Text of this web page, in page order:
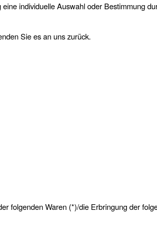
individuelle Auswahl oder Bestimmung
Sie es an uns zurück.
folgenden Waren (*)/die Erbringung der